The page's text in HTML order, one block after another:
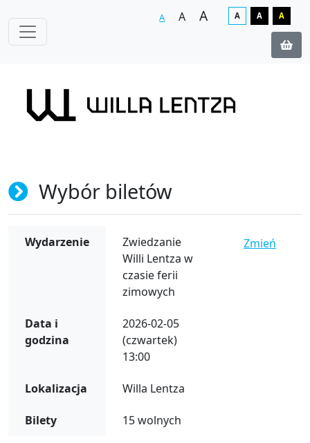
A A A A A A
Wybór biletów
Wydarzenie
Zwiedzanie
Willi Lentza w
czasie ferii
zimowych
Zmień
Data i
godzina
2026-02-05
(czwartek)
13:00
Lokalizacja Willa Lentza
Bilety 15 wolnych